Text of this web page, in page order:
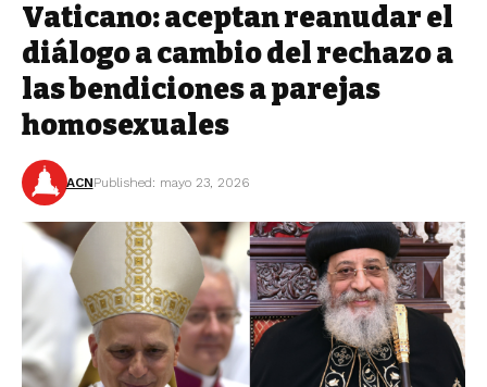
Vaticano: aceptan reanudar el
diálogo a cambio del rechazo a
las bendiciones a parejas
homosexuales
ACNPublished: mayo 23, 2026